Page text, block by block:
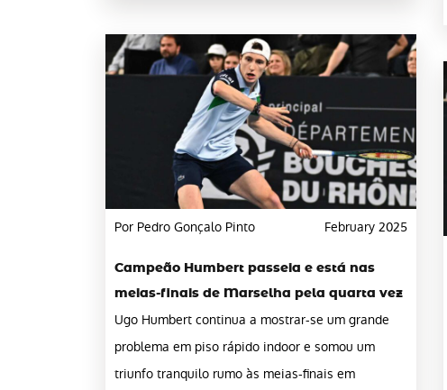
Por Pedro Gonçalo Pinto February 2025
Campeão Humbert passeia e está nas
meias-finais de Marselha pela quarta vez
Ugo Humbert continua a mostrar-se um grande
problema em piso rápido indoor e somou um
triunfo tranquilo rumo às meias-finais em